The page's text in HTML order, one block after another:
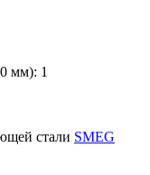
мм): 1
стали SMEG